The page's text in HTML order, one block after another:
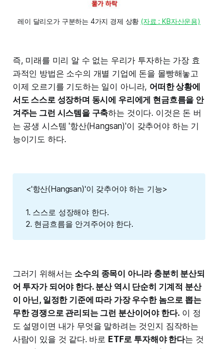
레이 달리오가 구분하는 4가지 경제 상황 (자료 : KB자산운용)
즉, 미래를 미리 알 수 없는 우리가 투자하는 가장 효
과적인 방법은 소수의 개별 기업에 돈을 몰빵해놓고
이제 오르기를 기도하는 일이 아니라, 어떠한 상황에
서도 스스로 성장하며 동시에 우리에게 현금흐름을 안
겨주는 그런 시스템을 구축하는 것이다. 이것은 돈 버
는 공생 시스템 '항산(Hangsan)'이 갖추어야 하는 기
능이기도 하다.
<'항산(Hangsan)'이 갖추어야 하는 기능>
1. 스스로 성장해야 한다.
2. 현금흐름을 안겨주어야 한다.
그러기 위해서는 소수의 종목이 아니라 충분히 분산되
어 투자가 되어야 한다. 분산 역시 단순히 기계적 분산
이 아닌, 일정한 기준에 따라 가장 우수한 놈으로 뽑는
무한 경쟁으로 관리되는 그런 분산이어야 한다. 이 정
도 설명이면 내가 무엇을 말하려는 것인지 짐작하는
사람이 있을 것 같다. 바로 ETF로 투자해야 한다는 것